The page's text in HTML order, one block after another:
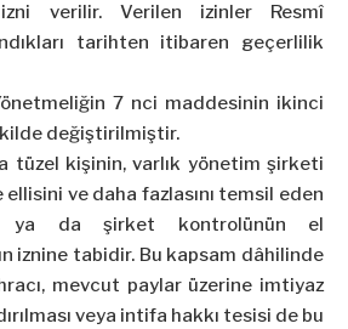
verilir. Verilen izinler Resmî
tarihten itibaren geçerlilik
7 nci maddesinin ikinci
değiştirilmiştir.
tüzel kişinin, varlık yönetim şirketi
ve daha fazlasını temsil eden
ya da şirket kontrolünün el
iznine tabidir. Bu kapsam dâhilinde
mevcut paylar üzerine imtiyaz
veya intifa hakkı tesisi de bu